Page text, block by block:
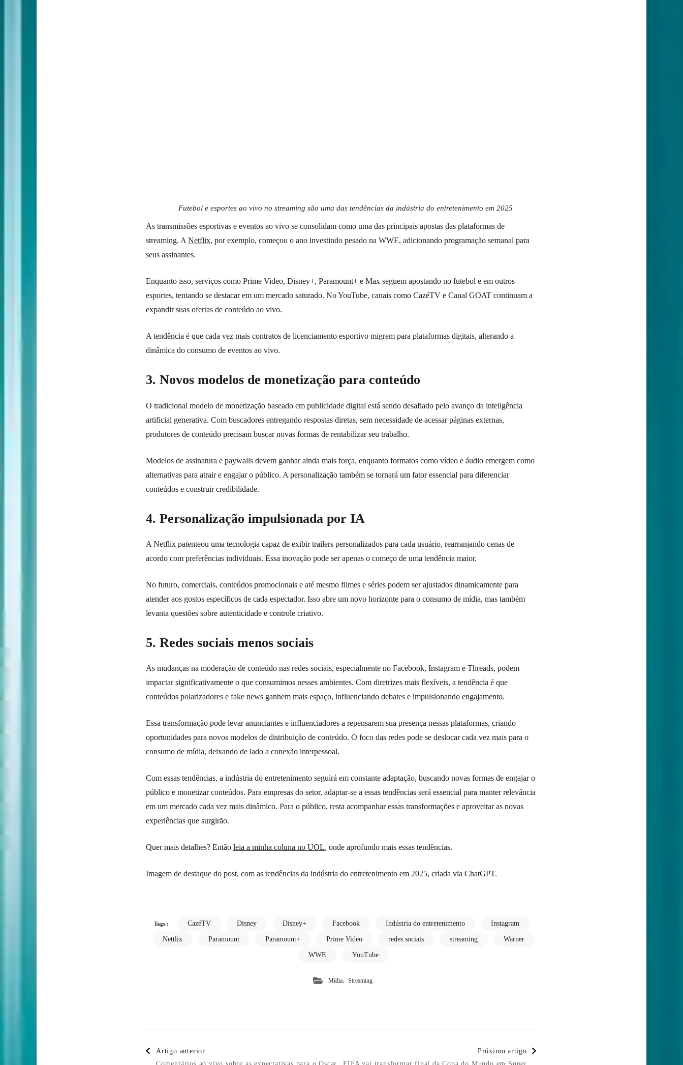
Futebol e esportes ao vivo no streaming são uma das tendências da indústria do entretenimento em 2025
As transmissões esportivas e eventos ao vivo se consolidam como uma das principais apostas das plataformas de
streaming. A Netflix, por exemplo, começou o ano investindo pesado na WWE, adicionando programação semanal para
seus assinantes.
Enquanto isso, serviços como Prime Video, Disney+, Paramount+ e Max seguem apostando no futebol e em outros
esportes, tentando se destacar em um mercado saturado. No YouTube, canais como CazéTV e Canal GOAT continuam a
expandir suas ofertas de conteúdo ao vivo.
A tendência é que cada vez mais contratos de licenciamento esportivo migrem para plataformas digitais, alterando a
dinâmica do consumo de eventos ao vivo.
3. Novos modelos de monetização para conteúdo
O tradicional modelo de monetização baseado em publicidade digital está sendo desafiado pelo avanço da inteligência
artificial generativa. Com buscadores entregando respostas diretas, sem necessidade de acessar páginas externas,
produtores de conteúdo precisam buscar novas formas de rentabilizar seu trabalho.
Modelos de assinatura e paywalls devem ganhar ainda mais força, enquanto formatos como vídeo e áudio emergem como
alternativas para atrair e engajar o público. A personalização também se tornará um fator essencial para diferenciar
conteúdos e construir credibilidade.
4. Personalização impulsionada por IA
A Netflix patenteou uma tecnologia capaz de exibir trailers personalizados para cada usuário, rearranjando cenas de
acordo com preferências individuais. Essa inovação pode ser apenas o começo de uma tendência maior.
No futuro, comerciais, conteúdos promocionais e até mesmo filmes e séries podem ser ajustados dinamicamente para
atender aos gostos específicos de cada espectador. Isso abre um novo horizonte para o consumo de mídia, mas também
levanta questões sobre autenticidade e controle criativo.
5. Redes sociais menos sociais
As mudanças na moderação de conteúdo nas redes sociais, especialmente no Facebook, Instagram e Threads, podem
impactar significativamente o que consumimos nesses ambientes. Com diretrizes mais flexíveis, a tendência é que
conteúdos polarizadores e fake news ganhem mais espaço, influenciando debates e impulsionando engajamento.
Essa transformação pode levar anunciantes e influenciadores a repensarem sua presença nessas plataformas, criando
oportunidades para novos modelos de distribuição de conteúdo. O foco das redes pode se deslocar cada vez mais para o
consumo de mídia, deixando de lado a conexão interpessoal.
Com essas tendências, a indústria do entretenimento seguirá em constante adaptação, buscando novas formas de engajar o
público e monetizar conteúdos. Para empresas do setor, adaptar-se a essas tendências será essencial para manter relevância
em um mercado cada vez mais dinâmico. Para o público, resta acompanhar essas transformações e aproveitar as novas
experiências que surgirão.
Quer mais detalhes? Então leia a minha coluna no UOL, onde aprofundo mais essas tendências.
Imagem de destaque do post, com as tendências da indústria do entretenimento em 2025, criada via ChatGPT.
Tags : CazéTV Disney Disney+ Facebook Indústria do entretenimento Instagram
Nettlix Paramount Paramount+ Prime Video redes sociais streaming Warner
WWE YouTube
Mídia, Streaming
Post
Artigo anterior
Próximo artigo